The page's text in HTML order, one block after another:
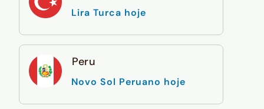
Lira Turca hoje
Peru
Novo Sol Peruano hoje